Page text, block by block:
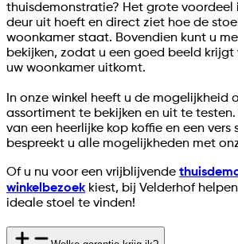
thuisdemonstratie? Het grote voordeel
deur uit hoeft en direct ziet hoe de
woonkamer staat. Bovendien kunt u
bekijken, zodat u een goed beeld krijgt
uw woonkamer uitkomt.
In onze winkel heeft u de mogelijkheid
assortiment te bekijken en uit te
van een heerlijke kop koffie en een
bespreekt u alle mogelijkheden met
Of u nu voor een vrijblijvende
winkelbezoek kiest, bij Velderhof
ideale stoel te vinden!